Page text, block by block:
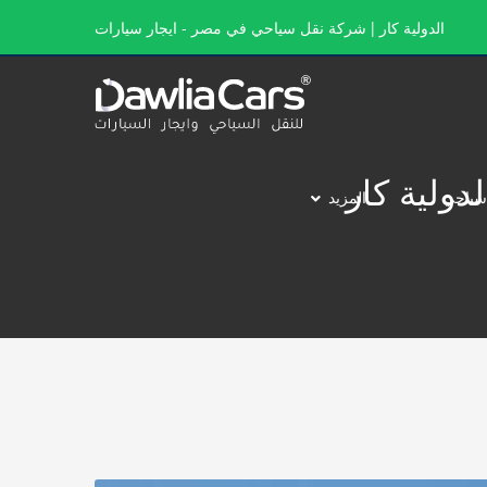
الدولية كار | شركة نقل سياحي في مصر - ايجار سيارات
المزيد